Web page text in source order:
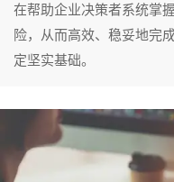
在帮助企业决策者系统掌
险，从而高效、稳妥地完
定坚实基础。